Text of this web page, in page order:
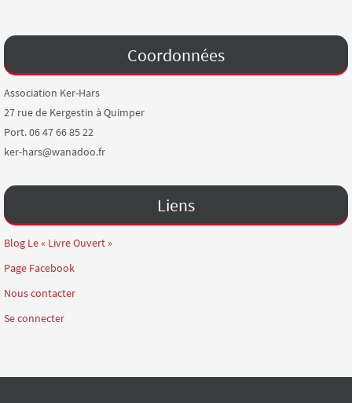
Coordonnées
Association Ker-Hars
27 rue de Kergestin à Quimper
Port. 06 47 66 85 22
ker-hars@wanadoo.fr
Liens
Blog Le « Livre Ouvert »
Page Facebook
Nous contacter
Se connecter